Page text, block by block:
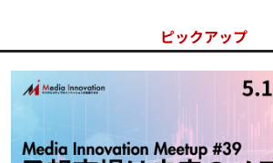
ピックアップ